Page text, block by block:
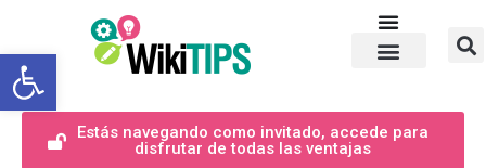
Abrir barra de herramientas
Estás navegando como invitado, accede para
disfrutar de todas las ventajas